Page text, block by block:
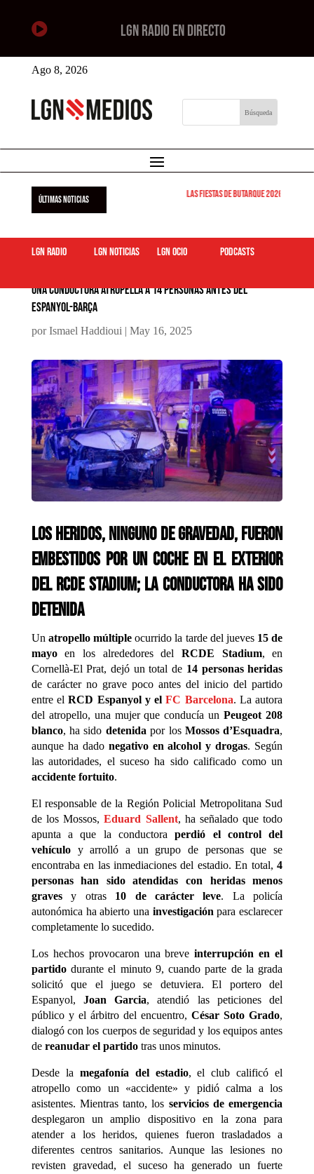
 LGN RADIO EN DIRECTO
Ago 8, 2026
ÚLTIMAS NOTICIAS Las Fiestas de Butarque 2026 arrancan
LGN Radio LGN Noticias LGN ocio podcasts
Una conductora atropella a 14 personas antes del
Espanyol-Barça
porIsmael Haddioui| May 16, 2025
Los heridos, ninguno de gravedad, fueron
embestidos por un coche en el exterior
del RCDE Stadium; la conductora ha sido
detenida
Un atropello múltiple ocurrido la tarde del jueves 15 de
mayoen los alrededores del RCDE Stadium, en
Cornellà-El Prat, dejó un total de 14 personas heridas
de carácter no grave poco antes del inicio del partido
entre elRCD Espanyol y elFC Barcelona. La autora
del atropello, una mujer que conducía unPeugeot 208
blanco, ha sido detenida por los Mossos d’Esquadra,
aunque ha dado negativo en alcohol y drogas. Según
las autoridades, el suceso ha sido calificado como un
accidente fortuito.
El responsable de la Región Policial Metropolitana Sud
de los Mossos,Eduard Sallent, ha señalado que todo
apunta a que la conductoraperdió el control del
vehículoy arrolló a un grupo de personas que se
encontraba en las inmediaciones del estadio. En total,4
personas han sido atendidas con heridas menos
gravesy otras 10 de carácter leve. La policía
autonómica ha abierto una investigación para esclarecer
completamente lo sucedido.
Los hechos provocaron una breveinterrupción en el
partidodurante el minuto 9, cuando parte de la grada
solicitó que el juego se detuviera. El portero del
Espanyol,Joan Garcia, atendió las peticiones del
público y el árbitro del encuentro,César Soto Grado,
dialogó con los cuerpos de seguridad y los equipos antes
de reanudar el partidotras unos minutos.
Desde la megafonía del estadio, el club calificó el
atropello como un «accidente» y pidió calma a los
asistentes. Mientras tanto, los servicios de emergencia
desplegaron un amplio dispositivo en la zona para
atender a los heridos, quienes fueron trasladados a
diferentes centros sanitarios. Aunque las lesiones no
revisten gravedad, el suceso ha generado un fuerte